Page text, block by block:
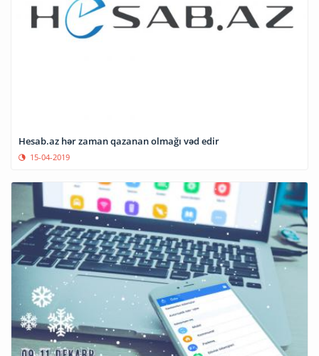
Hesab.az hər zaman qazanan olmağı vəd edir
15-04-2019